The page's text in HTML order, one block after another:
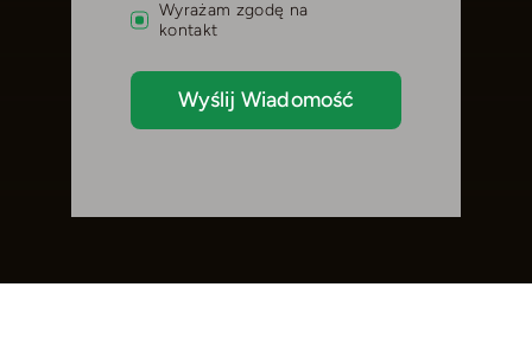
Wyrażam zgodę na
kontakt
Wyślij Wiadomość